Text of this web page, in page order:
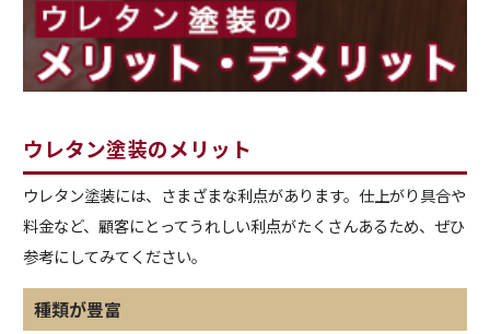
ウレタン塗装のメリット
ウレタン塗装には、さまざまな利点があります。仕上がり具合や
料金など、顧客にとってうれしい利点がたくさんあるため、ぜひ
参考にしてみてください。
種類が豊富